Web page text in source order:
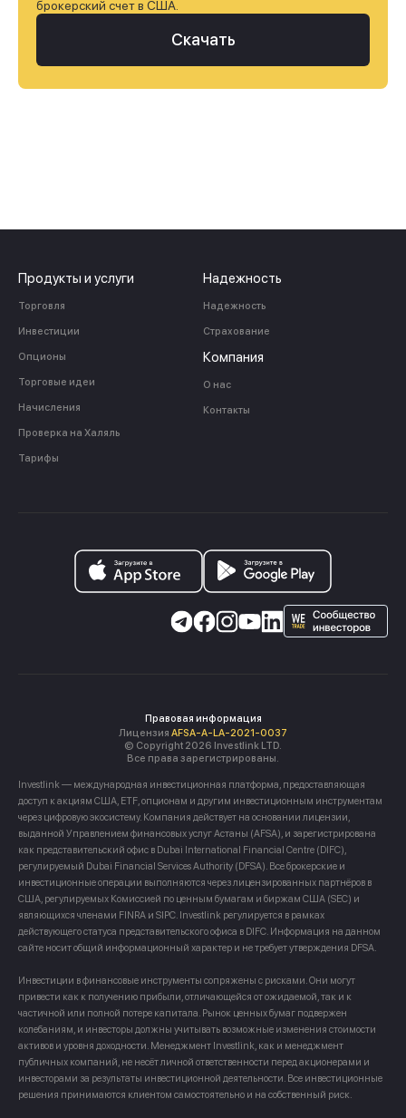
брокерский счет в США.
Скачать
Продукты и услуги
Торговля
Инвестиции
Опционы
Торговые идеи
Начисления
Проверка на Халяль
Тарифы
Надежность
Надежность
Страхование
Компания
О нас
Контакты
Правовая информация
Лицензия AFSA-A-LA-2021-0037
© Copyright 2026 Investlink LTD.
Все права зарегистрированы.
Investlink — международная инвестиционная платформа, предоставляющая
доступ к акциям США, ETF, опционам и другим инвестиционным инструментам
через цифровую экосистему. Компания действует на основании лицензии,
выданной Управлением финансовых услуг Астаны (AFSA), и зарегистрирована
как представительский офис в Dubai International Financial Centre (DIFC),
регулируемый Dubai Financial Services Authority (DFSA). Все брокерские и
инвестиционные операции выполняются через лицензированных партнёров в
США, регулируемых Комиссией по ценным бумагам и биржам США (SEC) и
являющихся членами FINRA и SIPC. Investlink регулируется в рамках
действующего статуса представительского офиса в DIFC. Информация на данном
сайте носит общий информационный характер и не требует утверждения DFSA.
Инвестиции в финансовые инструменты сопряжены с рисками. Они могут
привести как к получению прибыли, отличающейся от ожидаемой, так и к
частичной или полной потере капитала. Рынок ценных бумаг подвержен
колебаниям, и инвесторы должны учитывать возможные изменения стоимости
активов и уровня доходности. Менеджмент Investlink, как и менеджмент
публичных компаний, не несёт личной ответственности перед акционерами и
инвесторами за результаты инвестиционной деятельности. Все инвестиционные
решения принимаются клиентом самостоятельно и на собственный риск.